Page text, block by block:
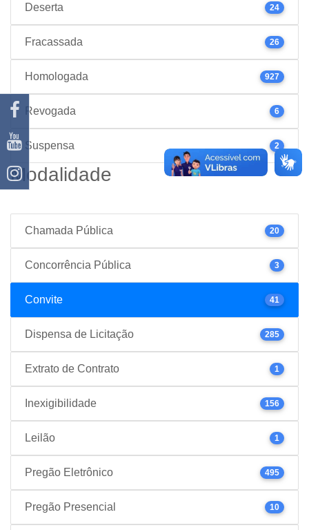
Deserta 24
Fracassada 26
Homologada 927
Revogada 6
Suspensa 2
Modalidade
Chamada Pública 20
Concorrência Pública 3
Convite 41
Dispensa de Licitação 285
Extrato de Contrato 1
Inexigibilidade 156
Leilão 1
Pregão Eletrônico 495
Pregão Presencial 10